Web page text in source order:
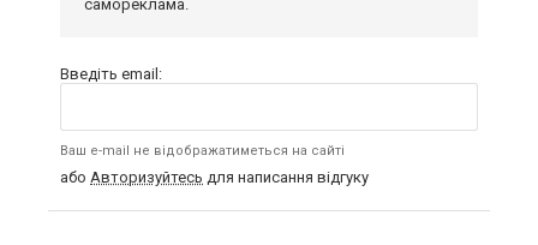
самореклама.
Введіть email:
Ваш e-mail не відображатиметься на сайті
або Авторизуйтесь для написання відгуку